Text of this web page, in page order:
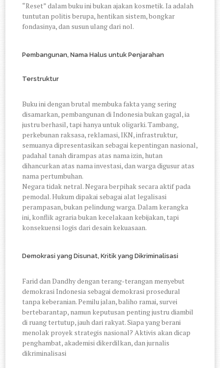
“Reset” dalam buku ini bukan ajakan kosmetik. Ia adalah
tuntutan politis berupa, hentikan sistem, bongkar
fondasinya, dan susun ulang dari nol.
Pembangunan, Nama Halus untuk Penjarahan
Terstruktur
Buku ini dengan brutal membuka fakta yang sering
disamarkan, pembangunan di Indonesia bukan gagal, ia
justru berhasil, tapi hanya untuk oligarki. Tambang,
perkebunan raksasa, reklamasi, IKN, infrastruktur,
semuanya dipresentasikan sebagai kepentingan nasional,
padahal tanah dirampas atas nama izin, hutan
dihancurkan atas nama investasi, dan warga digusur atas
nama pertumbuhan.
Negara tidak netral. Negara berpihak secara aktif pada
pemodal. Hukum dipakai sebagai alat legalisasi
perampasan, bukan pelindung warga. Dalam kerangka
ini, konflik agraria bukan kecelakaan kebijakan, tapi
konsekuensi logis dari desain kekuasaan.
Demokrasi yang Disunat, Kritik yang Dikriminalisasi
Farid dan Dandhy dengan terang-terangan menyebut
demokrasi Indonesia sebagai demokrasi prosedural
tanpa keberanian. Pemilu jalan, baliho ramai, survei
bertebarantap, namun keputusan penting justru diambil
di ruang tertutup, jauh dari rakyat. Siapa yang berani
menolak proyek strategis nasional? Aktivis akan dicap
penghambat, akademisi dikerdilkan, dan jurnalis
dikriminalisasi